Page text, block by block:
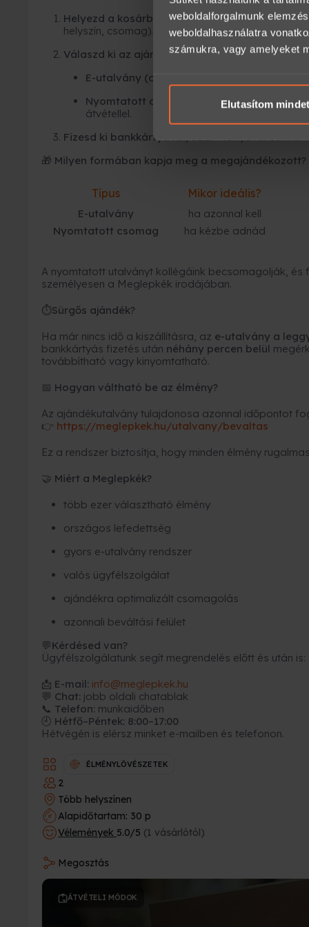
weboldalforgalmunk
weboldalhasználatra
számukra, vagy amelyeket
Elutasítom mindet
Helyezd a kosárba az élményt,majd válaszd ki
helyszín, csomag).
Válaszd ki az ajándékutalvány típusát:
E-utalvány (online)
Nyomtatott ajándékutalvány– elegáns
átvétellel.
Fizesd ki bankkártyával, SZÉP kártyával és már
🎁 Milyen formában kapja meg a megajándékozott?
Típus Mikor ideális?
E-utalvány ha azonnal kell
Nyomtatott csomag
ha kézbe adnád
A nyomtatott utalványt kollégáink becsomagolják, és
személyesen a Meglepkék irodájában.
⏱Sürgős ajándék?
Ha már nincs idő a kiszállításra, az e-utalvány a
bankkártyás fizetés után néhány percen belül
továbbítható vagy kinyomtatható.
📅 Hogyan váltható be az élmény?
Az ajándékutalvány tulajdonosa azonnal időpontot
👉 https://meglepkek.hu/utalvany/bevaltas
Ez a rendszer biztosítja, hogy minden élmény
🤝 Miért a Meglepkék?
több ezer választható élmény
országos lefedettség
gyors e-utalvány rendszer
valós ügyfélszolgálat
ajándékra optimalizált csomagolás
azonnali beváltási felület
💬Kérdésed van?
Ügyfélszolgálatunk segít megrendelés előtt és után is:
📩 E-mail: info@meglepkek.hu
💬 Chat: jobb oldali chatablak
📞 Telefon: munkaidőben
🕘 Hétfő–Péntek: 8:00–17:00
Hétvégén is elérsz minket e-mailben és telefonon.
ÉLMÉNYLÖVÉSZETEK
2
Több helyszínen
Alapidőtartam: 30 p
Vélemények 5.0/5 (1 vásárlótól)
Megosztás
ÁTVÉTELI MÓDOK